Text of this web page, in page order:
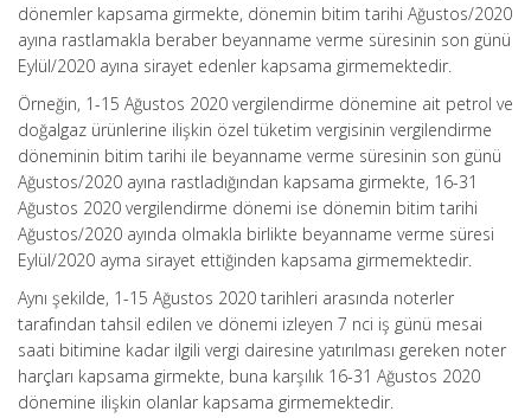
dönemler kapsama girmekte, dönemin bitim tarihi Ağustos/2020
ayına rastlamakla beraber beyanname verme süresinin son günü
Eylül/2020 ayına sirayet edenler kapsama girmemektedir.
Örneğin, 1-15 Ağustos 2020 vergilendirme dönemine ait petrol ve
doğalgaz ürünlerine ilişkin özel tüketim vergisinin vergilendirme
döneminin bitim tarihi ile beyanname verme süresinin son günü
Ağustos/2020 ayına rastladığından kapsama girmekte, 16-31
Ağustos 2020 vergilendirme dönemi ise dönemin bitim tarihi
Ağustos/2020 ayında olmakla birlikte beyanname verme süresi
Eylül/2020 ayma sirayet ettiğinden kapsama girmemektedir.
Aynı şekilde, 1-15 Ağustos 2020 tarihleri arasında noterler
tarafından tahsil edilen ve dönemi izleyen 7 nci iş günü mesai
saati bitimine kadar ilgili vergi dairesine yatırılması gereken noter
harçları kapsama girmekte, buna karşılık 16-31 Ağustos 2020
dönemine ilişkin olanlar kapsama girmemektedir.